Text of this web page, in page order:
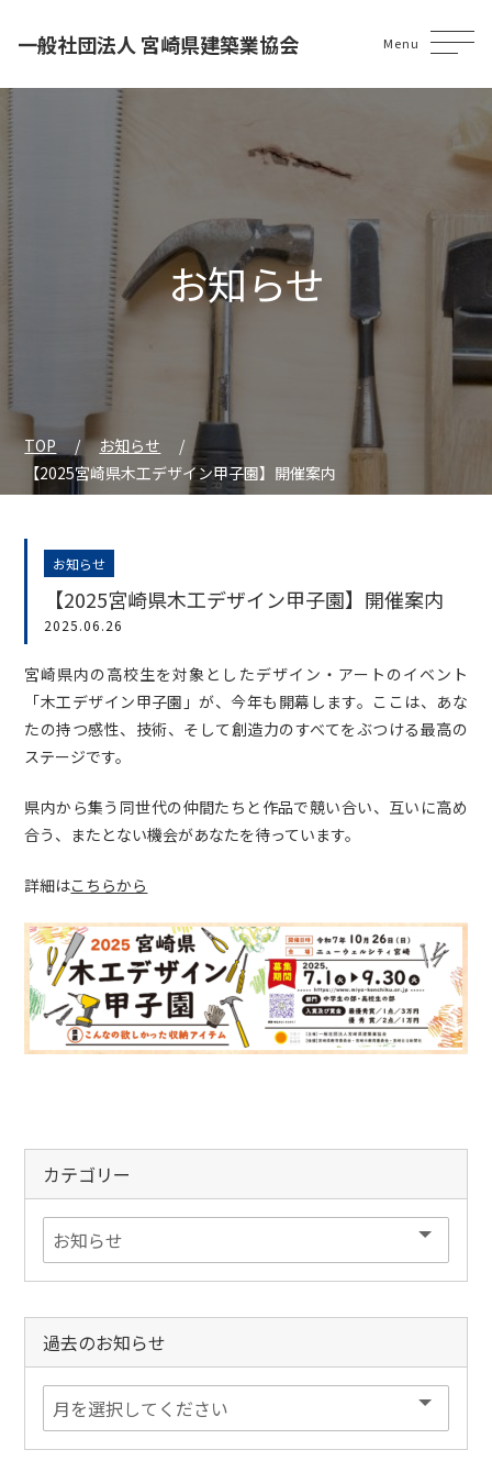
一般社団法人 宮崎県建築業協会 Menu
お知らせ
TOP
お知らせ
【2025宮崎県木工デザイン甲子園】開催案内
お知らせ
【2025宮崎県木工デザイン甲子園】開催案内
2025.06.26
宮崎県内の高校生を対象としたデザイン・アートのイベント
「木工デザイン甲子園」が、今年も開幕します。 ここは、あな
たの持つ感性、技術、そして創造力のすべてをぶつける最高の
ステージです。
県内から集う同世代の仲間たちと作品で競い合い、互いに高め
合う、またとない機会があなたを待っています。
詳細はこちらから
カテゴリー
過去のお知らせ